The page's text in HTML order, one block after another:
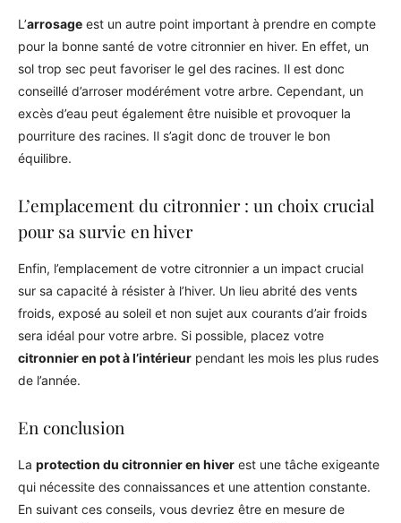
L’arrosage est un autre point important à prendre en compte
pour la bonne santé de votre citronnier en hiver. En effet, un
sol trop sec peut favoriser le gel des racines. Il est donc
conseillé d’arroser modérément votre arbre. Cependant, un
excès d’eau peut également être nuisible et provoquer la
pourriture des racines. Il s’agit donc de trouver le bon
équilibre.
L’emplacement du citronnier : un choix crucial
pour sa survie en hiver
Enfin, l’emplacement de votre citronnier a un impact crucial
sur sa capacité à résister à l’hiver. Un lieu abrité des vents
froids, exposé au soleil et non sujet aux courants d’air froids
sera idéal pour votre arbre. Si possible, placez votre
citronnier en pot à l’intérieur pendant les mois les plus rudes
de l’année.
En conclusion
La protection du citronnier en hiver est une tâche exigeante
qui nécessite des connaissances et une attention constante.
En suivant ces conseils, vous devriez être en mesure de